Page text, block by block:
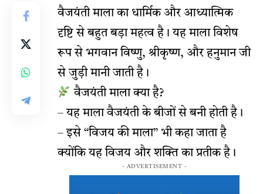
वैजयंती माला का धार्मिक और आध्यात्मिक
दृष्टि से बहुत बड़ा महत्व है। यह माला विशेष
रूप से भगवान विष्णु, श्रीकृष्ण, और हनुमान जी
से जुड़ी मानी जाती है।
वैजयंती माला क्या है?
– यह माला वैजयंती के बीजों से बनी होती है।
– इसे “विजय की माला” भी कहा जाता है
क्योंकि यह विजय और शक्ति का प्रतीक है।
- ADVERTISEMENT -